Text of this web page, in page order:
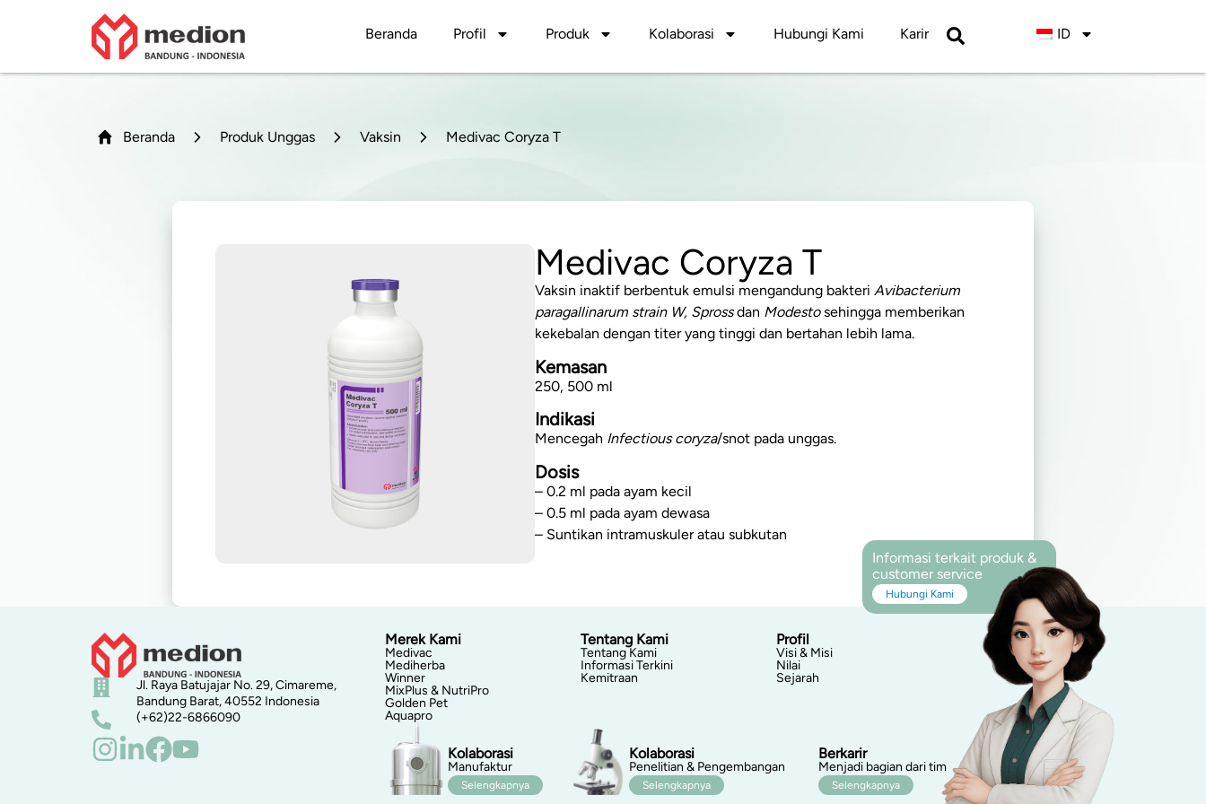
Beranda Profil Produk Kolaborasi Hubungi Kami Karir ID
Beranda Produk Unggas Vaksin Medivac Coryza T
Medivac Coryza T
Vaksin inaktif berbentuk emulsi mengandung bakteri Avibacterium
paragallinarum strain W, Sprossdan Modestosehingga memberikan
kekebalan dengan titer yang tinggi dan bertahan lebih lama.
Kemasan
250, 500 ml
Indikasi
Mencegah Infectious coryza/snot pada unggas.
Dosis
– 0.2 ml pada ayam kecil
– 0.5 ml pada ayam dewasa
– Suntikan intramuskuler atau subkutan
Jl. Raya Batujajar No. 29, Cimareme,
Bandung Barat, 40552 Indonesia
(+62)22-6866090
Merek Kami
Medivac
Mediherba
Winner
MixPlus & NutriPro
Golden Pet
Aquapro
Tentang Kami
Tentang Kami
Informasi Terkini
Kemitraan
Profil
Visi & Misi
Nilai
Sejarah
Kolaborasi
Manufaktur
Selengkapnya
Kolaborasi
Penelitian & Pengembangan
Selengkapnya
Berkarir
Selengkapnya
Menjadi bagian dari tim
Informasi terkait produk &
customer service
Hubungi Kami